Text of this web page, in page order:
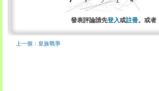
發表評論請先登入或註冊。或者
上一個：皇族戰爭